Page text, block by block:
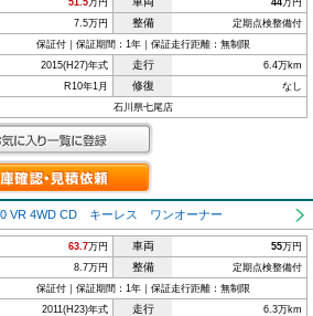
51.5万円 44万円
7.5万円 整備 定期点検整備付
保証付｜保証期間：1年｜保証走行距離：無制限
2015(H27)年式 走行 6.4万km
R10年1月 修復 なし
石川県七尾店
VR 4WD CD キーレス ワンオーナー
63.7万円 車両 55万円
8.7万円 整備 定期点検整備付
保証付｜保証期間：1年｜保証走行距離：無制限
2011(H23)年式 走行 6.3万km